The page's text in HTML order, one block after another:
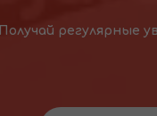
Получай регулярные